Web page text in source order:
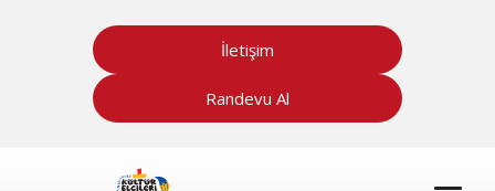
İletişim
Randevu Al